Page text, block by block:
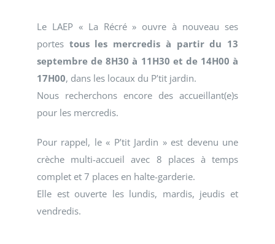
Le LAEP « La Récré » ouvre à nouveau ses
portes tous les mercredis à partir du 13
septembre de 8H30 à 11H30 et de 14H00 à
17H00, dans les locaux du P’tit jardin.
Nous recherchons encore des accueillant(e)s
pour les mercredis.
Pour rappel, le « P’tit Jardin » est devenu une
crèche multi-accueil avec 8 places à temps
complet et 7 places en halte-garderie.
Elle est ouverte les lundis, mardis, jeudis et
vendredis.